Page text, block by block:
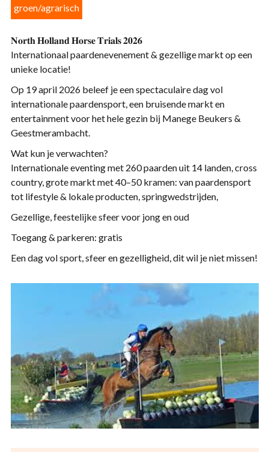
groen/agrarisch
𝐍𝐨𝐫𝐭𝐡 𝐇𝐨𝐥𝐥𝐚𝐧𝐝 𝐇𝐨𝐫𝐬𝐞 𝐓𝐫𝐢𝐚𝐥𝐬 𝟐𝟎𝟐𝟔
Internationaal paardenevenement & gezellige markt op een
unieke locatie!
Op 19 april 2026 beleef je een spectaculaire dag vol
internationale paardensport, een bruisende markt en
entertainment voor het hele gezin bij Manege Beukers &
Geestmerambacht.
Wat kun je verwachten?
Internationale eventing met 260 paarden uit 14 landen, cross
country, grote markt met 40–50 kramen: van paardensport
tot lifestyle & lokale producten, springwedstrijden,
Gezellige, feestelijke sfeer voor jong en oud
Toegang & parkeren: gratis
Een dag vol sport, sfeer en gezelligheid, dit wil je niet missen!